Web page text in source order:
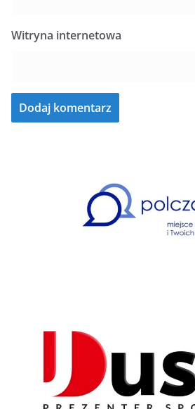
Witryna internetowa